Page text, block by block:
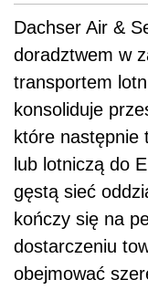
Dachser Air &
doradztwem w
transportem
konsoliduje
które następnie
lub lotniczą do
gęstą sieć
kończy się na
dostarczeniu
obejmować